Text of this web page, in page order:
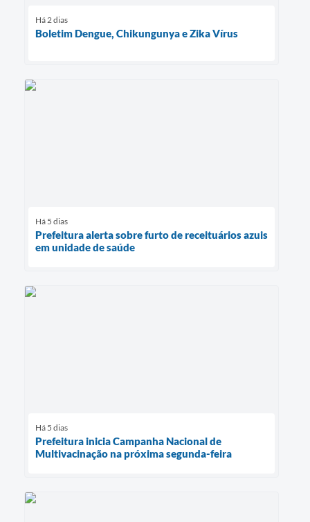
Há 2 dias
Boletim Dengue, Chikungunya e Zika Vírus
Há 5 dias
Prefeitura alerta sobre furto de receituários azuis
em unidade de saúde
Há 5 dias
Prefeitura inicia Campanha Nacional de
Multivacinação na próxima segunda-feira